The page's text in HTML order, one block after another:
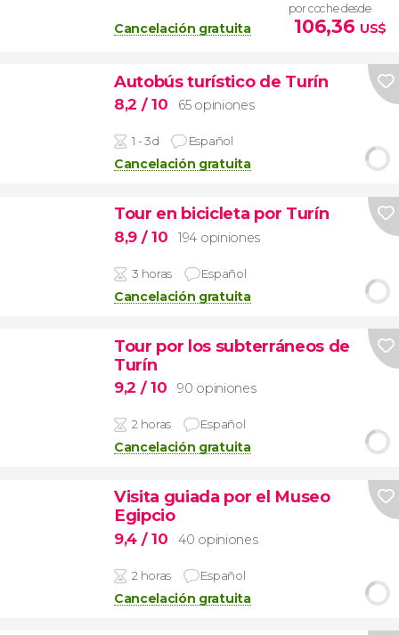
Cancelación gratuita
por coche desde
106,36 US$
Autobús turístico de Turín
8,2 / 10 65 opiniones
1 - 3d Español
Cancelación gratuita
Tour en bicicleta por Turín
8,9 / 10 194 opiniones
3 horas Español
Cancelación gratuita
Tour por los subterráneos de
Turín
9,2 / 10 90 opiniones
2 horas Español
Cancelación gratuita
Visita guiada por el Museo
Egipcio
9,4 / 10 40 opiniones
2 horas Español
Cancelación gratuita